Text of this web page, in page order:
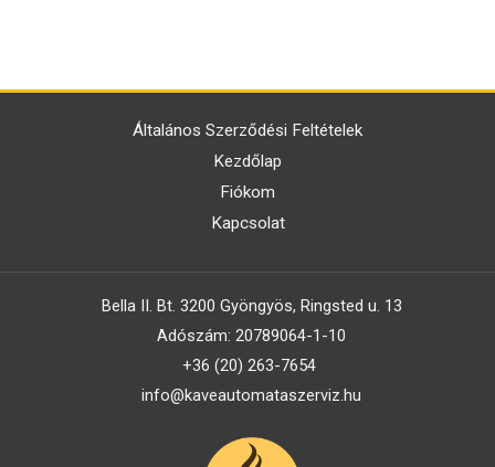
Általános Szerződési Feltételek
Kezdőlap
Fiókom
Kapcsolat
Bella II. Bt. 3200 Gyöngyös, Ringsted u. 13
Adószám: 20789064-1-10
+36 (20) 263-7654
info@kaveautomataszerviz.hu